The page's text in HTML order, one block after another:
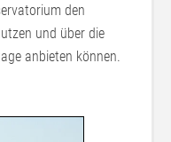
den
und über die
anbieten können.